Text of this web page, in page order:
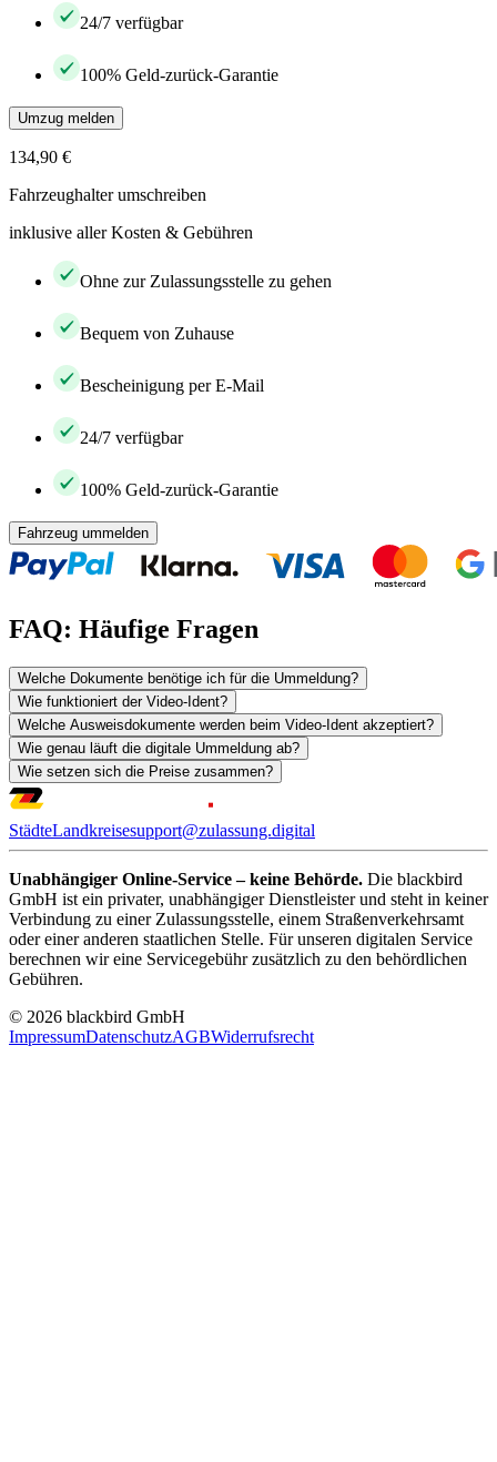
24/7 verfügbar
100% Geld-zurück-Garantie
Umzug melden
134,90 €
Fahrzeughalter umschreiben
inklusive aller Kosten & Gebühren
Ohne zur Zulassungsstelle zu gehen
Bequem von Zuhause
Bescheinigung per E-Mail
24/7 verfügbar
100% Geld-zurück-Garantie
Fahrzeug ummelden
FAQ: Häufige Fragen
Welche Dokumente benötige ich für die Ummeldung?
Wie funktioniert der Video-Ident?
Welche Ausweisdokumente werden beim Video-Ident akzeptiert?
Wie genau läuft die digitale Ummeldung ab?
Wie setzen sich die Preise zusammen?
StädteLandkreisesupport@zulassung.digital
Unabhängiger Online-Service – keine Behörde. Die blackbird
GmbH ist ein privater, unabhängiger Dienstleister und steht in keiner
Verbindung zu einer Zulassungsstelle, einem Straßenverkehrsamt
oder einer anderen staatlichen Stelle. Für unseren digitalen Service
berechnen wir eine Servicegebühr zusätzlich zu den behördlichen
Gebühren.
© 2026 blackbird GmbH
ImpressumDatenschutzAGBWiderrufsrecht